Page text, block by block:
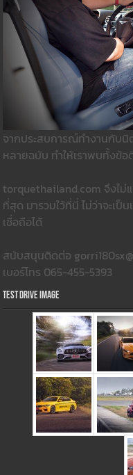
จากประสบการณ์ทำงานกับนิ
หลายฉบับ ทำให้เราพบทั้งข้
torquethailand.com จึงไม่
ที่สุด มารวมใว้ที่นี่ ไม่ว่าจะเ
เชื่อถือได้
สนับสนุนติดต่อ
เบอร์โทร 065-455-5393
Test Drive Image